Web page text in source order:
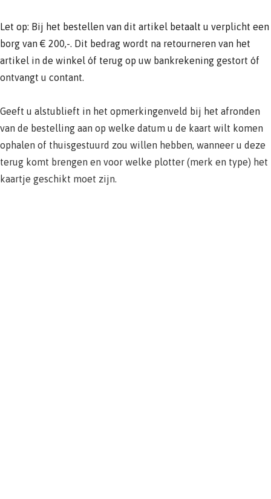
Let op: Bij het bestellen van dit artikel betaalt u verplicht een
borg van € 200,-. Dit bedrag wordt na retourneren van het
artikel in de winkel óf terug op uw bankrekening gestort óf
ontvangt u contant.
Geeft u alstublieft in het opmerkingenveld bij het afronden
van de bestelling aan op welke datum u de kaart wilt komen
ophalen of thuisgestuurd zou willen hebben, wanneer u deze
terug komt brengen en voor welke plotter (merk en type) het
kaartje geschikt moet zijn.